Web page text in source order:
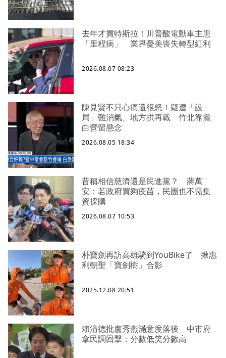
去年才買特斯拉！川普酸電動車主患
「里程病」 業界憂美喪失轉型紅利
2026.08.07 08:23
陳見賢不只心痛還很怒！疑遭「設
局」難消氣、地方拱再戰 竹北靠攏
白營留懸念
2026.08.05 18:34
昔稱相信慈濟還是民進黨？ 蔣萬
安：若政府買夠疫苗，民團也不需集
資採購
2026.08.07 10:53
朴寶劍再訪高雄騎到YouBike了 揪惠
利朝聖「寶劍樹」合影
2025.12.08 20:51
賴清德批盧秀燕滿意度落後 中市府
拿民調回擊：分數低笑分數高